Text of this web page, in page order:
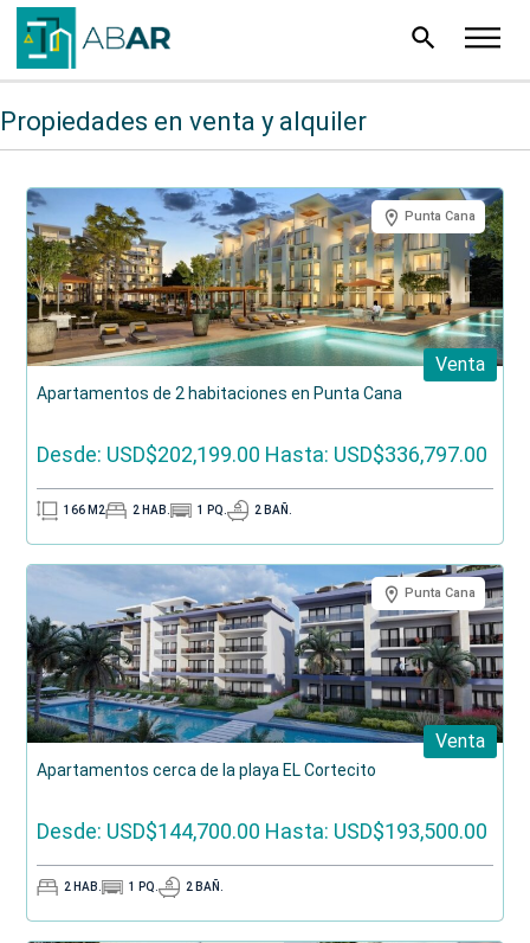
search
Propiedades en venta y alquiler
Punta Cana
Venta
Apartamentos de 2 habitaciones en Punta Cana
Desde: USD$202,199.00 Hasta: USD$336,797.00
166 M2 2 HAB. 1 PQ. 2 BAÑ.
Punta Cana
Venta
Apartamentos cerca de la playa EL Cortecito
Desde: USD$144,700.00 Hasta: USD$193,500.00
2 HAB. 1 PQ. 2 BAÑ.